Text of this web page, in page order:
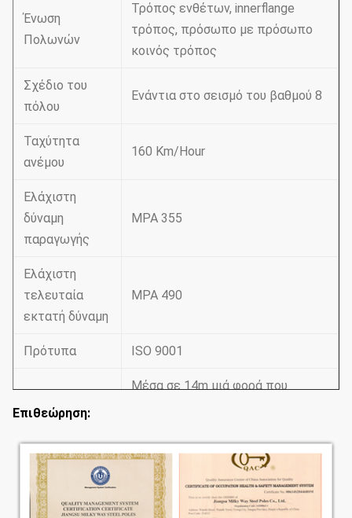
Ένωση
Πολωνών
Τρόπος ενθέτων, innerflange
τρόπος, πρόσωπο με πρόσωπο
κοινός τρόπος
Σχέδιο του
πόλου
Ενάντια στο σεισμό του βαθμού 8
Ταχύτητα
ανέμου
160 Km/Hour
Ελάχιστη
δύναμη
παραγωγής
MPA 355
Ελάχιστη
τελευταία
εκτατή δύναμη
MPA 490
Πρότυπα ISO 9001
τμήμα
Μέσα σε 14m μιά φορά που
Έχουμε την προηγούμενη δοκιμή
ρωγμών. Η εσωτερική και
εξωτερική διπλή συγκόλληση
Επιθεώρηση: